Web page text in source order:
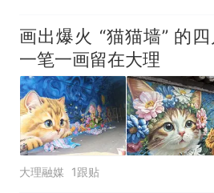
画出爆火 “猫猫墙” 的
一笔一画留在大理
大理融媒 1跟贴